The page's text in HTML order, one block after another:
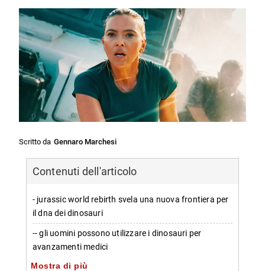
Scritto da Gennaro Marchesi
Contenuti dell'articolo
- jurassic world rebirth svela una nuova frontiera per
il dna dei dinosauri
-- gli uomini possono utilizzare i dinosauri per
avanzamenti medici
- dettagli sulla missione e personaggi coinvolti
Mostra di più